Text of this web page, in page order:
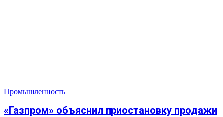
Промышленность
«Газпром» объяснил приостановку продажи